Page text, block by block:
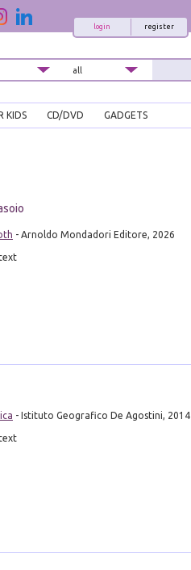
register
login
KIDS CD/DVD GADGETS
- Arnoldo Mondadori Editore, 2026
- Istituto Geografico De Agostini, 2014